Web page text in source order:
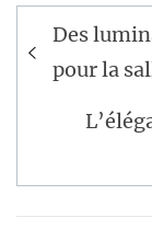
de
l’article
Des
pour la